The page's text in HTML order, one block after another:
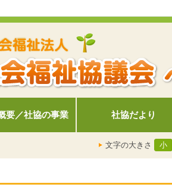
要／社協の事業 社協だより
文字の大きさ 小